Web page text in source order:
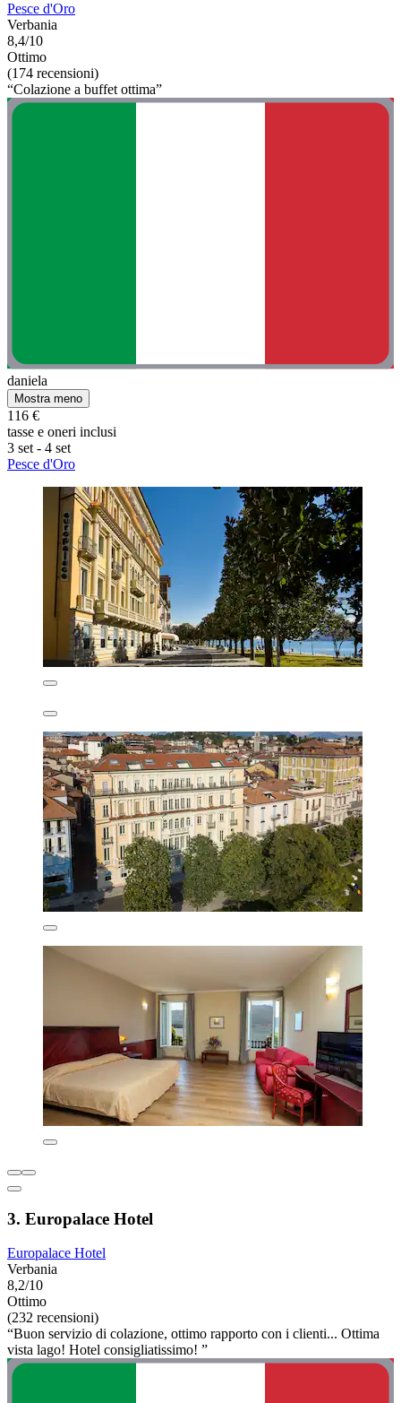
Pesce d'Oro
Verbania
8,4/10
Ottimo
(174 recensioni)
“Colazione a buffet ottima”
daniela
Mostra meno
116 €
tasse e oneri inclusi
3 set - 4 set
Pesce d'Oro
3. Europalace Hotel
Europalace Hotel
Verbania
8,2/10
Ottimo
(232 recensioni)
“Buon servizio di colazione, ottimo rapporto con i clienti... Ottima
vista lago! Hotel consigliatissimo! ”